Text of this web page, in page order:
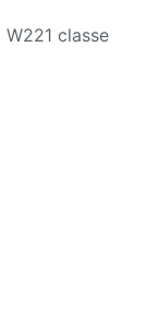
classe